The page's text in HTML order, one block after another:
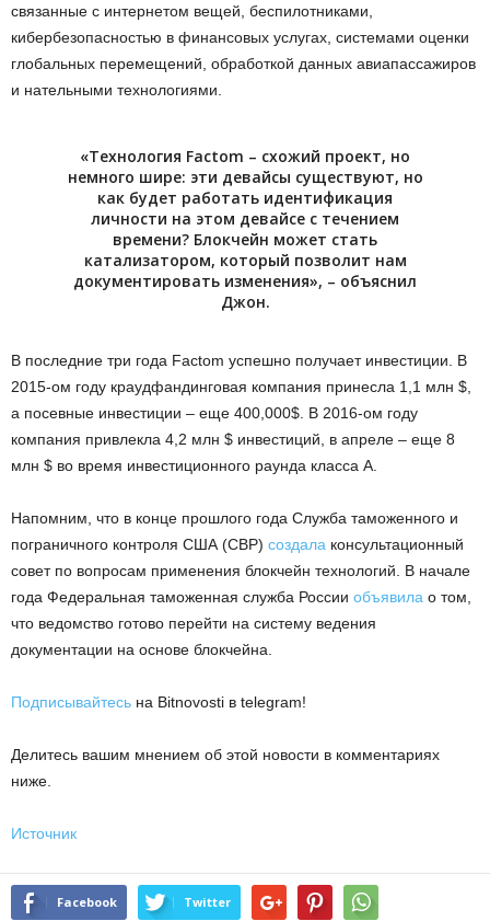
связанные с интернетом вещей, беспилотниками,
кибербезопасностью в финансовых услугах, системами оценки
глобальных перемещений, обработкой данных авиапассажиров
и нательными технологиями.
«Технология Factom – схожий проект, но
немного шире: эти девайсы существуют, но
как будет работать идентификация
личности на этом девайсе с течением
времени? Блокчейн может стать
катализатором, который позволит нам
документировать изменения», – объяснил
Джон.
В последние три года Factom успешно получает инвестиции. В
2015-ом году краудфандинговая компания принесла 1,1 млн $,
а посевные инвестиции – еще 400,000$. В 2016-ом году
компания привлекла 4,2 млн $ инвестиций, в апреле – еще 8
млн $ во время инвестиционного раунда класса А.
Напомним, что в конце прошлого года Служба таможенного и
пограничного контроля США (CBP) создала консультационный
совет по вопросам применения блокчейн технологий. В начале
года Федеральная таможенная служба России объявила о том,
что ведомство готово перейти на систему ведения
документации на основе блокчейна.
Подписывайтесь на Bitnovosti в telegram!
Делитесь вашим мнением об этой новости в комментариях
ниже.
Источник
Facebook Twitter